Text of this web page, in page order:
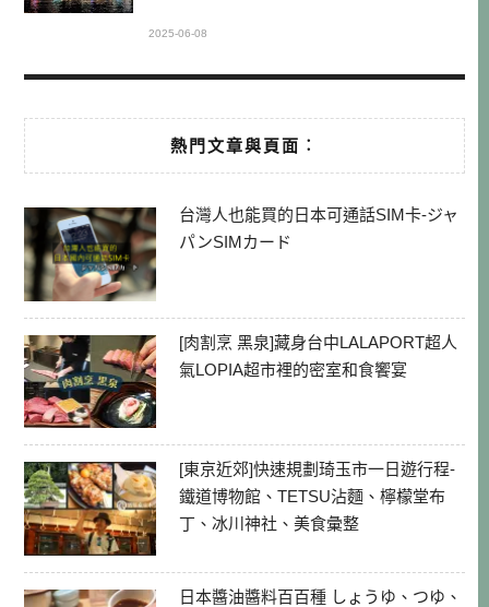
2025-06-08
熱門文章與頁面︰
台灣人也能買的日本可通話SIM卡-ジャ
パンSIMカード
[肉割烹 黑泉]藏身台中LALAPORT超人
氣LOPIA超市裡的密室和食饗宴
[東京近郊]快速規劃琦玉市一日遊行程-
鐵道博物館、TETSU沾麵、檸檬堂布
丁、冰川神社、美食彙整
日本醬油醬料百百種 しょうゆ、つゆ、